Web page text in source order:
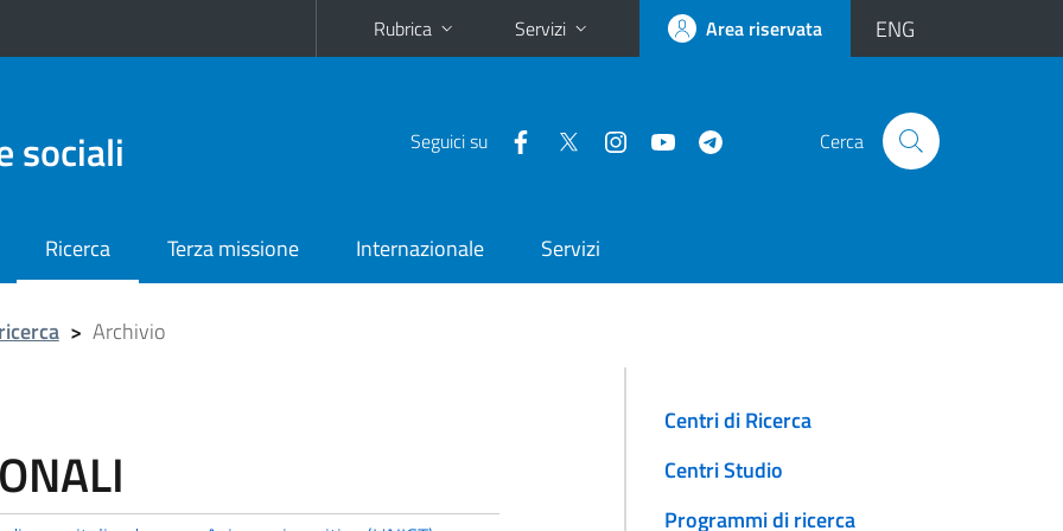
Rubrica Servizi Area riservata ENG
sociali Seguici su Cerca
Ricerca Terza missione Internazionale Servizi
> Archivio
Centri di Ricerca
Centri Studio
Programmi di ricerca